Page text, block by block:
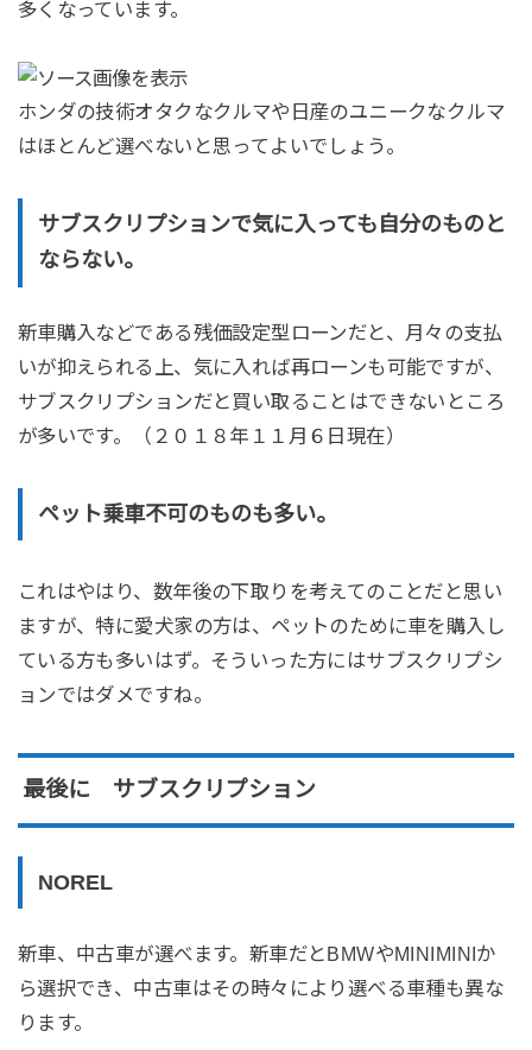
多くなっています。
ホンダの技術オタクなクルマや日産のユニークなクルマ
はほとんど選べないと思ってよいでしょう。
サブスクリプションで気に入っても 自分のものと
ならない。
新車購入などである残価設定型ローンだと、月々の支払
いが抑えられる上、気に入れば再ローンも可能ですが、
サブスクリプションだと買い取ることはできないところ
が多いです。（２０１８年１１月６日現在）
ペット乗車不可のものも多い。
これはやはり、数年後の下取りを考えてのことだと思い
ますが、特に愛犬家の方は、ペットのために車を購入し
ている方も多いはず。そういった方にはサブスクリプシ
ョンではダメですね。
最後に サブスクリプション
NOREL
新車、中古車が選べます。新車だとBMWやMINIMINIか
ら選択でき、中古車はその時々により選べる車種も異な
ります。